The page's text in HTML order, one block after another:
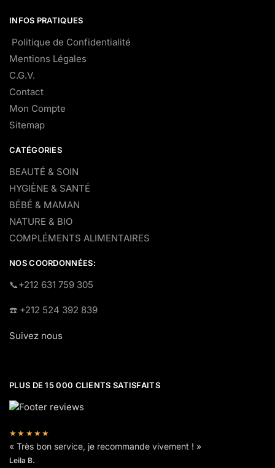
INFOS PRATIQUES
Politique de Confidentialité
Mentions Légales
C.G.V.
Contact
Mon Compte
Sitemap
CATÉGORIES
BEAUTÉ & SOIN
HYGIÈNE & SANTÉ
BÉBÉ & MAMAN
NATURE & BIO
COMPLÉMENTS ALIMENTAIRES
NOS COORDONNÉES:
​📞+212 631 759 305
☎️​ +212 524 392 839
Suivez nous
PLUS DE 15 000 CLIENTS SATISFAITS
★★★★★
« Très bon service, je recommande vivement ! »
Leila B.